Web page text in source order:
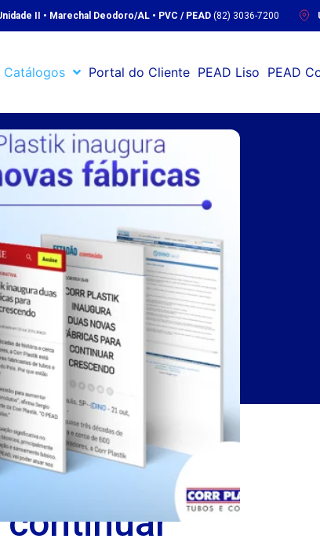
II • Marechal Deodoro/AL • PVC / PEAD (82) 3036-7200
Catálogos Portal do Cliente PEAD Liso PEAD
Página atual
duas